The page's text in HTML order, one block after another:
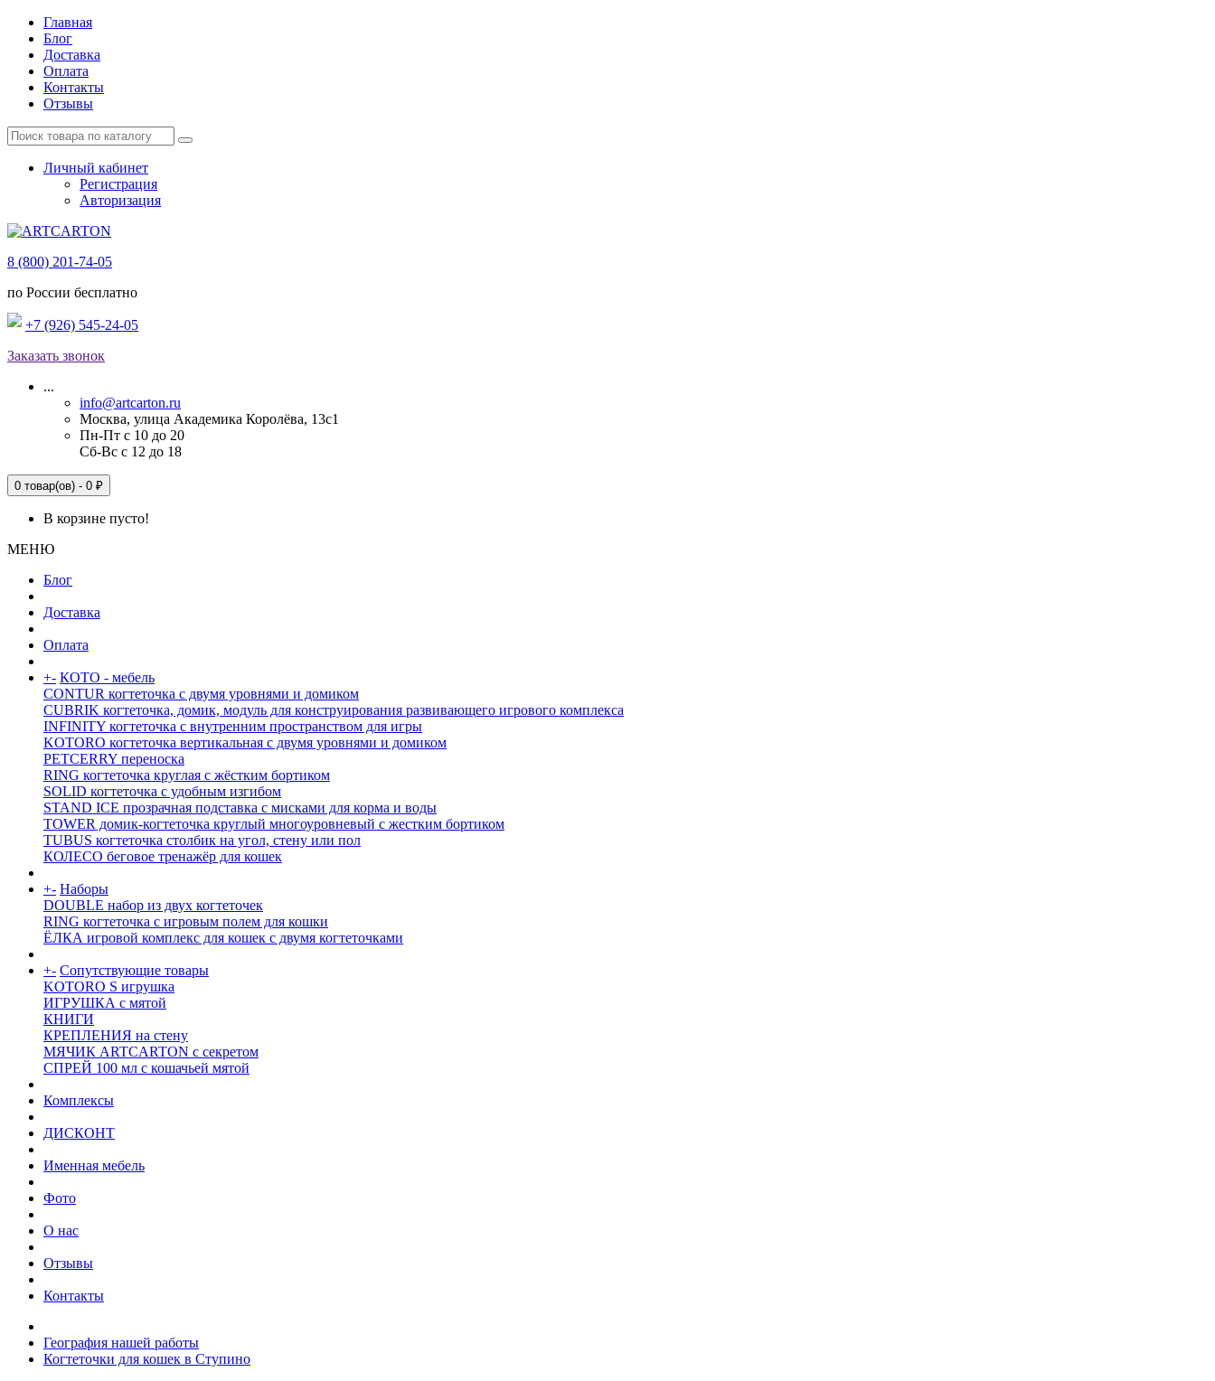
Главная
Блог
Доставка
Оплата
Контакты
Отзывы
Личный кабинет
Регистрация
Авторизация
8 (800) 201-74-05
по России бесплатно
+7 (926) 545-24-05
Заказать звонок
...
info@artcarton.ru
Москва, улица Академика Королёва, 13с1
Пн-Пт с 10 до 20
Сб-Вс с 12 до 18
0 товар(ов) - 0 ₽
В корзине пусто!
МЕНЮ
Блог
Доставка
Оплата
+- КОТО - мебель
CONTUR когтеточка с двумя уровнями и домиком
CUBRIK когтеточка, домик, модуль для конструирования развивающего игрового комплекса
INFINITY когтеточка с внутренним пространством для игры
KOTORO когтеточка вертикальная с двумя уровнями и домиком
PETCERRY переноска
RING когтеточка круглая с жёстким бортиком
SOLID когтеточка с удобным изгибом
STAND ICE прозрачная подставка с мисками для корма и воды
TOWER домик-когтеточка круглый многоуровневый с жестким бортиком
TUBUS когтеточка столбик на угол, стену или пол
КОЛЕСО беговое тренажёр для кошек
+- Наборы
DOUBLE набор из двух когтеточек
RING когтеточка c игровым полем для кошки
ЁЛКА игровой комплекс для кошек с двумя когтеточками
+- Сопутствующие товары
KOTORO S игрушка
ИГРУШКА с мятой
КНИГИ
КРЕПЛЕНИЯ на стену
МЯЧИК ARTCARTON с секретом
СПРЕЙ 100 мл с кошачьей мятой
Комплексы
ДИСКОНТ
Именная мебель
Фото
О нас
Отзывы
Контакты
География нашей работы
Когтеточки для кошек в Ступино